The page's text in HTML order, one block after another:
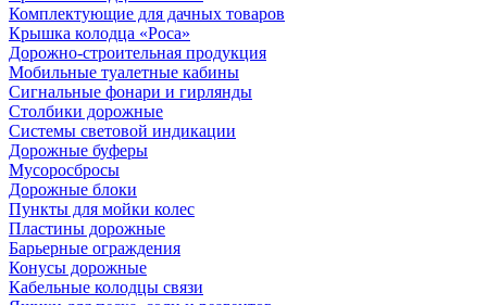
Комплектующие для дачных товаров
Крышка колодца «Роса»
Дорожно-строительная продукция
Мобильные туалетные кабины
Сигнальные фонари и гирлянды
Столбики дорожные
Системы световой индикации
Дорожные буферы
Мусоросбросы
Дорожные блоки
Пункты для мойки колес
Пластины дорожные
Барьерные ограждения
Конусы дорожные
Кабельные колодцы связи